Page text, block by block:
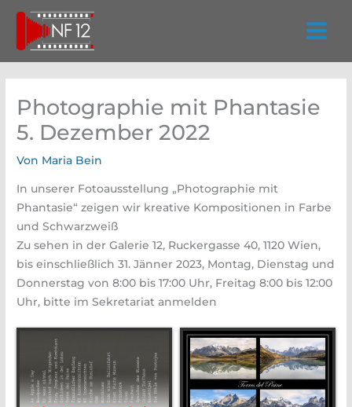
springen
Photographie mit Phantasie
5. Dezember 2022
Von Maria Bein
In unserer Fotoausstellung „Photographie mit
Phantasie“ zeigen wir kreative Kompositionen in Farbe
und Schwarzweiß
Zu sehen in der Galerie 12, Ruckergasse 40, 1120 Wien,
bis einschließlich 31. Jänner 2023, Montag, Dienstag und
Donnerstag von 8:00 bis 17:00 Uhr, Freitag 8:00 bis 12:00
Uhr, bitte im Sekretariat anmelden